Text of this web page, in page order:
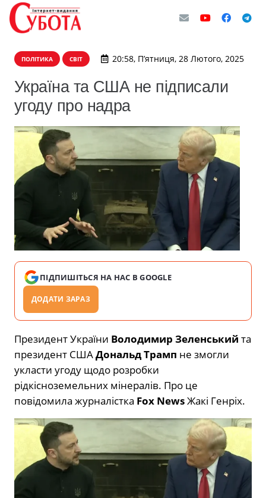
ПОЛІТИКА СВІТ 20:58, П’ятниця, 28 Лютого, 2025
Україна та США не підписали
угоду про надра
ПІДПИШІТЬСЯ НА НАС В GOOGLE
ДОДАТИ ЗАРАЗ
Президент України Володимир Зеленський та
президент СШАДональд Трамп не змогли
укласти угоду щодо розробки
рідкісноземельних мінералів. Про це
повідомила журналістка Fox NewsЖакі Генріх.